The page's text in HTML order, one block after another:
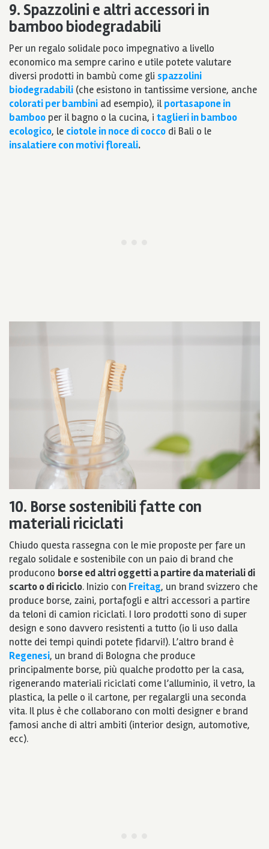
9. Spazzolini e altri accessori in
bamboo biodegradabili
Per un regalo solidale poco impegnativo a livello
economico ma sempre carino e utile potete valutare
diversi prodotti in bambù come gli spazzolini
biodegradabili (che esistono in tantissime versione, anche
colorati per bambini ad esempio), ilportasapone in
bamboo per il bagno o la cucina, i taglieri in bamboo
ecologico, le ciotole in noce di cocco di Bali o le
insalatiere con motivi floreali.
10. Borse sostenibili fatte con
materiali riciclati
Chiudo questa rassegna con le mie proposte per fare un
regalo solidale e sostenibile con un paio di brand che
producono borse ed altri oggetti a partire da materiali di
scarto o di riciclo. Inizio con Freitag, un brand svizzero che
produce borse, zaini, portafogli e altri accessori a partire
da teloni di camion riciclati. I loro prodotti sono di super
design e sono davvero resistenti a tutto (io li uso dalla
notte dei tempi quindi potete fidarvi!). L’altro brand è
Regenesi, un brand di Bologna che produce
principalmente borse, più qualche prodotto per la casa,
rigenerando materiali riciclati come l’alluminio, il vetro, la
plastica, la pelle o il cartone, per regalargli una seconda
vita. Il plus è che collaborano con molti designer e brand
famosi anche di altri ambiti (interior design, automotive,
ecc).